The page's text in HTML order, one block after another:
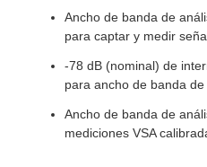
Ancho de banda de
para captar y medir
-78 dB (nominal) de
para ancho de banda
Ancho de banda de
mediciones VSA